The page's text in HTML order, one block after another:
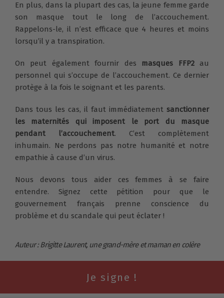
En plus, dans la plupart des cas, la jeune femme garde
son masque tout le long de l’accouchement.
Rappelons-le, il n’est efficace que 4 heures et moins
lorsqu’il y a transpiration.
On peut également fournir des masques FFP2au
personnel qui s’occupe de l’accouchement. Ce dernier
protège à la fois le soignant et les parents.
Dans tous les cas, il faut immédiatement sanctionner
les maternités qui imposent le port du masque
pendant l’accouchement. C’est complètement
inhumain. Ne perdons pas notre humanité et notre
empathie à cause d’un virus.
Nous devons tous aider ces femmes à se faire
entendre. Signez cette pétition pour que le
gouvernement français prenne conscience du
problème et du scandale qui peut éclater !
Auteur : Brigitte Laurent, une grand-mère et maman en colère